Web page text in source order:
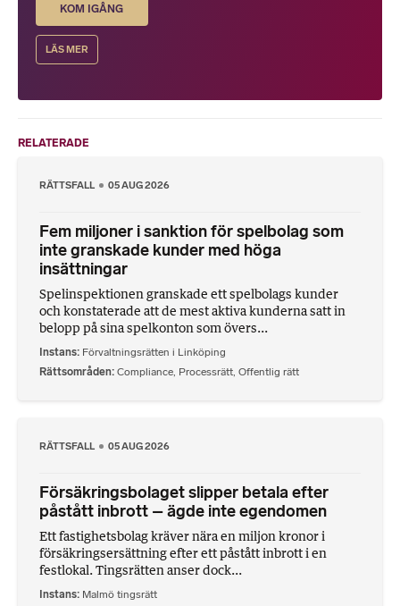
KOM IGÅNG
LÄS MER
RELATERADE
RÄTTSFALL 05 AUG 2026
Fem miljoner i sanktion för spelbolag som
inte granskade kunder med höga
insättningar
Spelinspektionen granskade ett spelbolags kunder
och konstaterade att de mest aktiva kunderna satt in
belopp på sina spelkonton som övers...
Instans Förvaltningsrätten i Linköping
Rättsområden Compliance Processrätt Offentlig rätt
RÄTTSFALL 05 AUG 2026
Försäkringsbolaget slipper betala efter
påstått inbrott – ägde inte egendomen
Ett fastighetsbolag kräver nära en miljon kronor i
försäkringsersättning efter ett påstått inbrott i en
festlokal. Tingsrätten anser dock...
Instans Malmö tingsrätt